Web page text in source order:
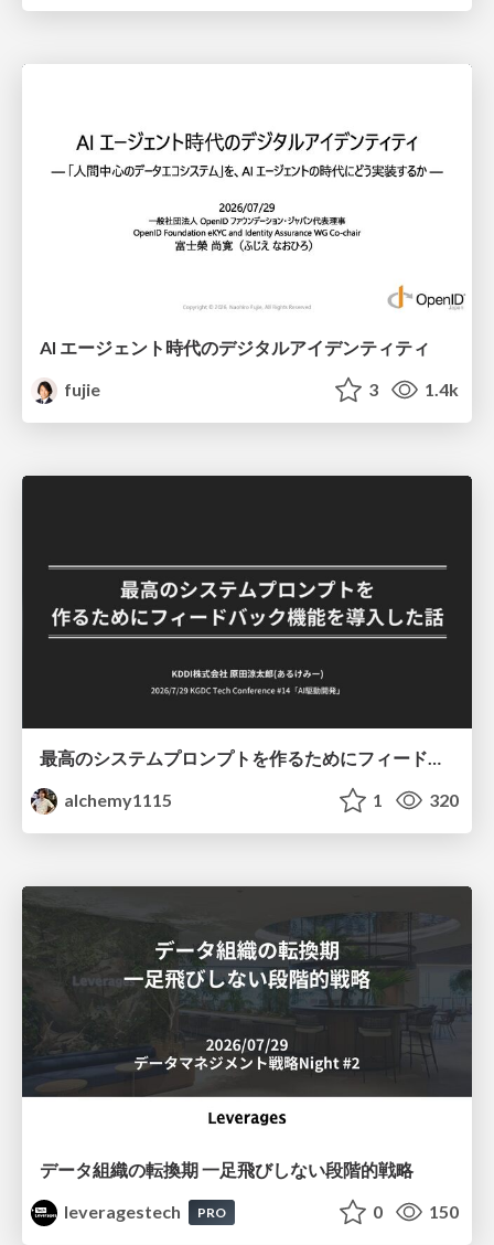
AI エージェント時代のデジタルアイデンティティ
fujie
3 1.4k
最高のシステムプロンプトを作るためにフィードバック機能を導入した話
alchemy1115
1 320
データ組織の転換期 一足飛びしない段階的戦略
leveragestech
PRO 0 150